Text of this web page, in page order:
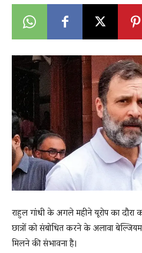
Breaking
News
LIVE
राहुल गांधी के अगले महीने यूरोप का दौरा
छात्रों को संबोधित करने के अलावा
मिलने की संभावना है।